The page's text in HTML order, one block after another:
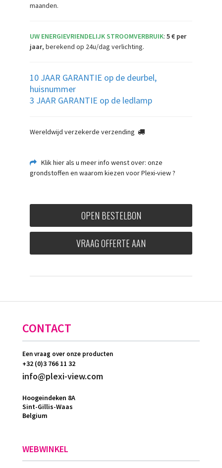
maanden.
UW ENERGIEVRIENDELIJK STROOMVERBRUIK: 5 € per
jaar, berekend op 24u/dag verlichting.
10 JAAR GARANTIE op de deurbel,
huisnummer
3 JAAR GARANTIE op de ledlamp
Wereldwijd verzekerde verzending
Klik hier als u meer info wenst over: onze
grondstoffen en waarom kiezen voor Plexi-view ?
OPEN BESTELBON
VRAAG OFFERTE AAN
CONTACT
Een vraag over onze producten
+32 (0)3 766 11 32
info@plexi-view.com
Hoogeindeken 8A
Sint-Gillis-Waas
Belgium
WEBWINKEL